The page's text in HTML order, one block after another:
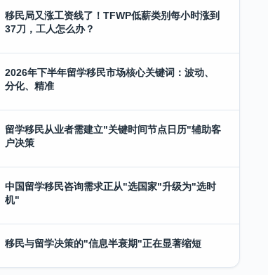
移民局又涨工资线了！TFWP低薪类别每小时涨到
37刀，工人怎么办？
2026年下半年留学移民市场核心关键词：波动、
分化、精准
留学移民从业者需建立"关键时间节点日历"辅助客
户决策
中国留学移民咨询需求正从"选国家"升级为"选时
机"
移民与留学决策的"信息半衰期"正在显著缩短